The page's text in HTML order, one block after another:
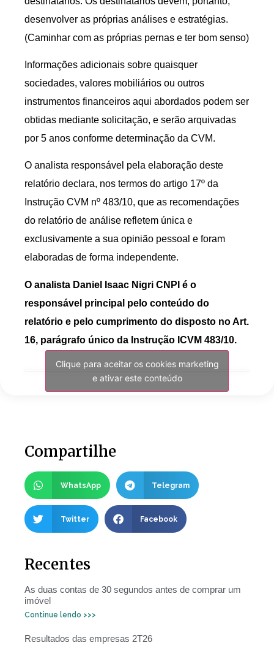
desenvolver as próprias análises e estratégias.
(Caminhar com as próprias pernas e ter bom senso)
Informações adicionais sobre quaisquer
sociedades, valores mobiliários ou outros
instrumentos financeiros aqui abordados podem ser
obtidas mediante solicitação, e serão arquivadas
por 5 anos conforme determinação da CVM.
O analista responsável pela elaboração deste
relatório declara, nos termos do artigo 17º da
Instrução CVM nº 483/10, que as recomendações
do relatório de análise refletem única e
exclusivamente a sua opinião pessoal e foram
elaboradas de forma independente.
O analista Daniel Isaac Nigri CNPI é o
responsável principal pelo conteúdo do
relatório e pelo cumprimento do disposto no Art.
16, parágrafo único da Instrução ICVM 483/10.
Clique para aceitar os cookies marketing
e ativar este conteúdo
Compartilhe
WhatsApp Telegram
Twitter Facebook
Recentes
As duas contas de 30 segundos antes de comprar um
imóvel
Continue lendo >>>
Resultados das empresas 2T26